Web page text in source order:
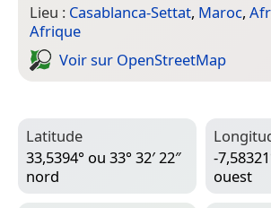
Lieu : Casablanca-Settat, Maroc,
Afrique
Voir sur Open­Street­Map
Latitude
33,5394° ou 33° 32′ 22″
nord
-
ouest